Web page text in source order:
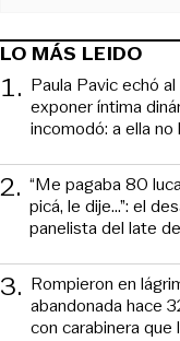
LO MÁS LEIDO
1. Paula Pavic echó
exponer íntima
incomodó: a ella no
2. “Me pagaba 80
picá, le dije...”: el
panelista del late
3. Rompieron en
abandonada hace
con carabinera que